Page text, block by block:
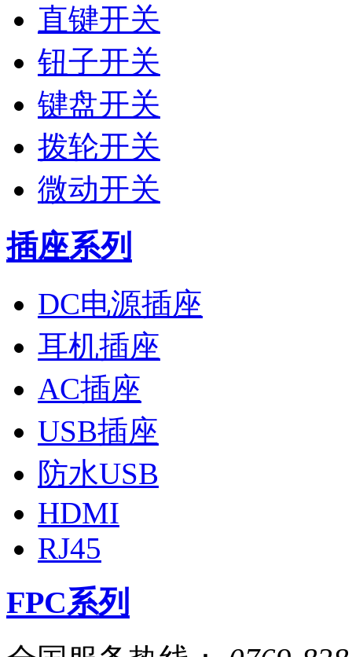
直键开关
钮子开关
键盘开关
拨轮开关
微动开关
插座系列
DC电源插座
耳机插座
AC插座
USB插座
防水USB
HDMI
RJ45
FPC系列